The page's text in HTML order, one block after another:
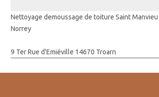
Nettoyage demoussage de toiture Saint Manvieu
Norrey
9 Ter Rue d'Emiéville 14670 Troarn